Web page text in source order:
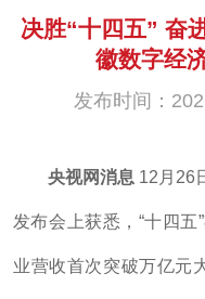
决胜“十四五” 奋
徽数字经
发布时间：
央视网消息 12月26
发布会上获悉，“十四
业营收首次突破万亿元